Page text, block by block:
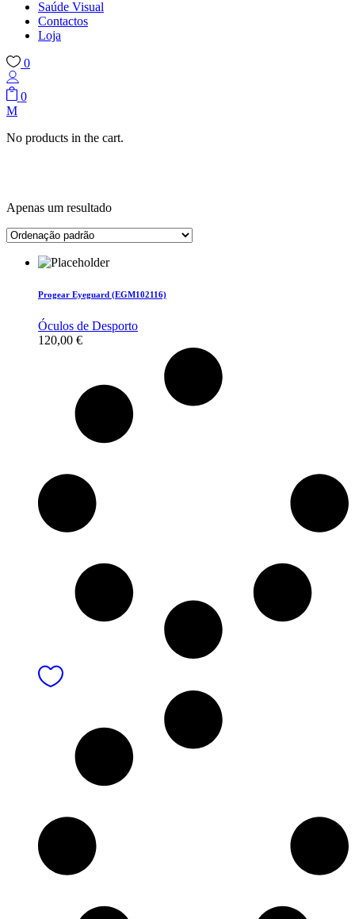
Saúde Visual
Contactos
Loja
0
0
No products in the cart.
Apenas um resultado
Progear Eyeguard (EGM102116)
Óculos de Desporto
120,00 €